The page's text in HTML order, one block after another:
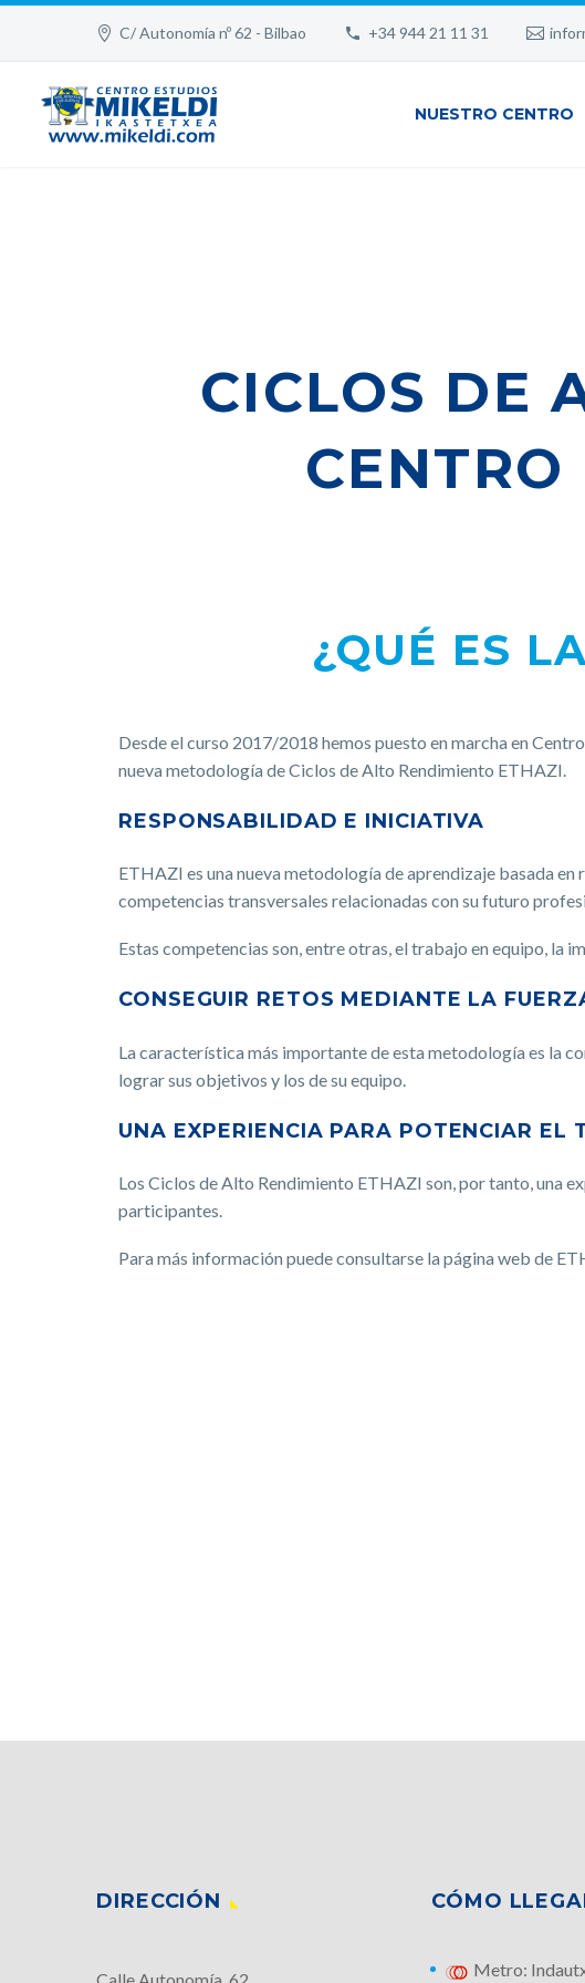
C/ Autonomía nº 62 - Bilbao +34 944 21 11 31
NUESTRO CENTRO
CICLOS DE
¿QUÉ ES
Desde el curso 2017/2018 hemos puesto en marcha en
nueva metodología de Ciclos de Alto Rendimiento ETHAZI.
RESPONSABILIDAD E INICIATIVA
ETHAZI es una nueva metodología de aprendizaje basada
competencias transversales relacionadas con su futuro
Estas competencias son, entre otras, el trabajo en equipo, la
CONSEGUIR RETOS MEDIANTE LA
La característica más importante de esta metodología es la
lograr sus objetivos y los de su equipo.
UNA EXPERIENCIA PARA POTENCIAR EL
Los Ciclos de Alto Rendimiento ETHAZI son, por tanto, una
participantes.
Para más información puede consultarse la página web de
DIRECCIÓN CÓMO
Metro: